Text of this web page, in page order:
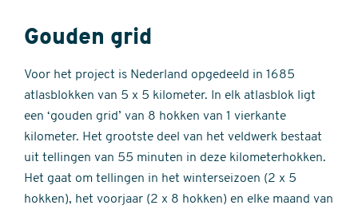
Gouden grid
Voor het project is Nederland opgedeeld in 1685
atlasblokken van 5 x 5 kilometer. In elk atlasblok ligt
een ‘gouden grid’ van 8 hokken van 1 vierkante
kilometer. Het grootste deel van het veldwerk bestaat
uit tellingen van 55 minuten in deze kilometerhokken.
Het gaat om tellingen in het winterseizoen (2 x 5
hokken), het voorjaar (2 x 8 hokken) en elke maand van